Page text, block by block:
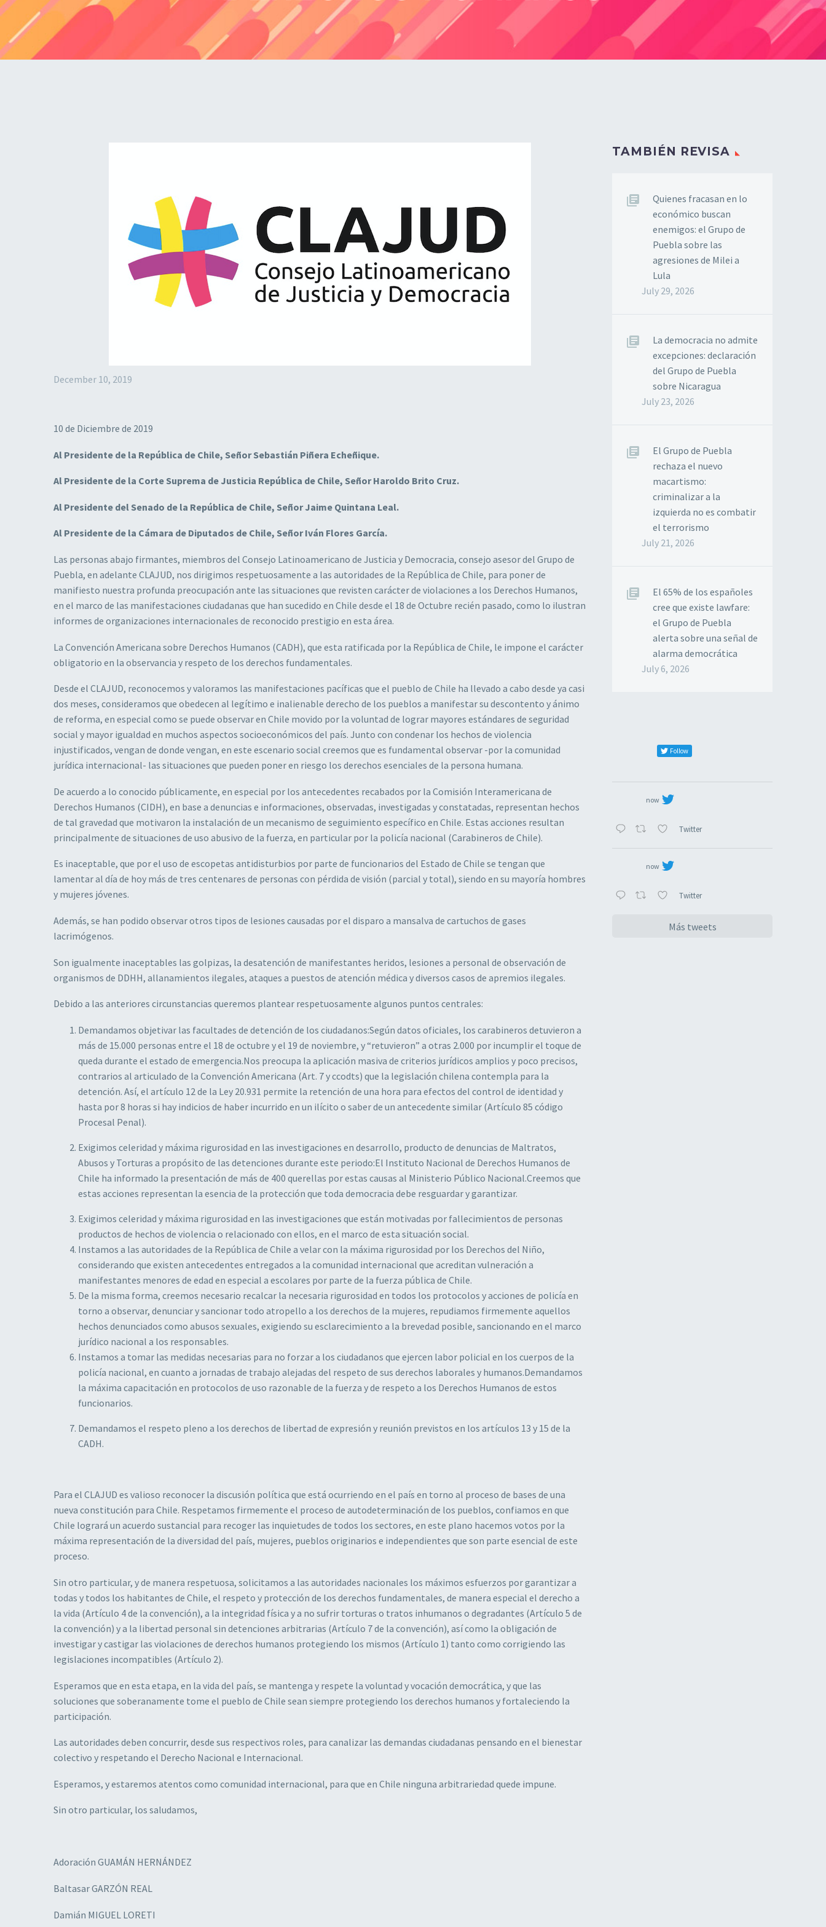
December 10, 2019
10 de Diciembre de 2019
Al Presidente de la República de Chile, Señor Sebastián Piñera Echeñique.
Al Presidente de la Corte Suprema de Justicia República de Chile, Señor Haroldo Brito Cruz.
Al Presidente del Senado de la República de Chile, Señor Jaime Quintana Leal.
Al Presidente de la Cámara de Diputados de Chile, Señor Iván Flores García.
Las personas abajo firmantes, miembros del Consejo Latinoamericano de Justicia y Democracia, consejo asesor del Grupo de
Puebla, en adelante CLAJUD, nos dirigimos respetuosamente a las autoridades de la República de Chile, para poner de
manifiesto nuestra profunda preocupación ante las situaciones que revisten carácter de violaciones a los Derechos Humanos,
en el marco de las manifestaciones ciudadanas que han sucedido en Chile desde el 18 de Octubre recién pasado, como lo ilustran
informes de organizaciones internacionales de reconocido prestigio en esta área.
La Convención Americana sobre Derechos Humanos (CADH), que esta ratificada por la República de Chile, le impone el carácter
obligatorio en la observancia y respeto de los derechos fundamentales.
Desde el CLAJUD, reconocemos y valoramos las manifestaciones pacíficas que el pueblo de Chile ha llevado a cabo desde ya casi
dos meses, consideramos que obedecen al legítimo e inalienable derecho de los pueblos a manifestar su descontento y ánimo
de reforma, en especial como se puede observar en Chile movido por la voluntad de lograr mayores estándares de seguridad
social y mayor igualdad en muchos aspectos socioeconómicos del país. Junto con condenar los hechos de violencia
injustificados, vengan de donde vengan, en este escenario social creemos que es fundamental observar -por la comunidad
jurídica internacional- las situaciones que pueden poner en riesgo los derechos esenciales de la persona humana.
De acuerdo a lo conocido públicamente, en especial por los antecedentes recabados por la Comisión Interamericana de
Derechos Humanos (CIDH), en base a denuncias e informaciones, observadas, investigadas y constatadas, representan hechos
de tal gravedad que motivaron la instalación de un mecanismo de seguimiento específico en Chile. Estas acciones resultan
principalmente de situaciones de uso abusivo de la fuerza, en particular por la policía nacional (Carabineros de Chile).
Es inaceptable, que por el uso de escopetas antidisturbios por parte de funcionarios del Estado de Chile se tengan que
lamentar al día de hoy más de tres centenares de personas con pérdida de visión (parcial y total), siendo en su mayoría hombres
y mujeres jóvenes.
Además, se han podido observar otros tipos de lesiones causadas por el disparo a mansalva de cartuchos de gases
lacrimógenos.
Son igualmente inaceptables las golpizas, la desatención de manifestantes heridos, lesiones a personal de observación de
organismos de DDHH, allanamientos ilegales, ataques a puestos de atención médica y diversos casos de apremios ilegales.
Debido a las anteriores circunstancias queremos plantear respetuosamente algunos puntos centrales:
Demandamos objetivar las facultades de detención de los ciudadanos:Según datos oficiales, los carabineros detuvieron a
más de 15.000 personas entre el 18 de octubre y el 19 de noviembre, y “retuvieron” a otras 2.000 por incumplir el toque de
queda durante el estado de emergencia.Nos preocupa la aplicación masiva de criterios jurídicos amplios y poco precisos,
contrarios al articulado de la Convención Americana (Art. 7 y ccodts) que la legislación chilena contempla para la
detención. Así, el artículo 12 de la Ley 20.931 permite la retención de una hora para efectos del control de identidad y
hasta por 8 horas si hay indicios de haber incurrido en un ilícito o saber de un antecedente similar (Artículo 85 código
Procesal Penal).
Exigimos celeridad y máxima rigurosidad en las investigaciones en desarrollo, producto de denuncias de Maltratos,
Abusos y Torturas a propósito de las detenciones durante este periodo:El Instituto Nacional de Derechos Humanos de
Chile ha informado la presentación de más de 400 querellas por estas causas al Ministerio Público Nacional.Creemos que
estas acciones representan la esencia de la protección que toda democracia debe resguardar y garantizar.
Exigimos celeridad y máxima rigurosidad en las investigaciones que están motivadas por fallecimientos de personas
productos de hechos de violencia o relacionado con ellos, en el marco de esta situación social.
Instamos a las autoridades de la República de Chile a velar con la máxima rigurosidad por los Derechos del Niño,
considerando que existen antecedentes entregados a la comunidad internacional que acreditan vulneración a
manifestantes menores de edad en especial a escolares por parte de la fuerza pública de Chile.
De la misma forma, creemos necesario recalcar la necesaria rigurosidad en todos los protocolos y acciones de policía en
torno a observar, denunciar y sancionar todo atropello a los derechos de la mujeres, repudiamos firmemente aquellos
hechos denunciados como abusos sexuales, exigiendo su esclarecimiento a la brevedad posible, sancionando en el marco
jurídico nacional a los responsables.
Instamos a tomar las medidas necesarias para no forzar a los ciudadanos que ejercen labor policial en los cuerpos de la
policía nacional, en cuanto a jornadas de trabajo alejadas del respeto de sus derechos laborales y humanos.Demandamos
la máxima capacitación en protocolos de uso razonable de la fuerza y de respeto a los Derechos Humanos de estos
funcionarios.
Demandamos el respeto pleno a los derechos de libertad de expresión y reunión previstos en los artículos 13 y 15 de la
CADH.
Para el CLAJUD es valioso reconocer la discusión política que está ocurriendo en el país en torno al proceso de bases de una
nueva constitución para Chile. Respetamos firmemente el proceso de autodeterminación de los pueblos, confiamos en que
Chile logrará un acuerdo sustancial para recoger las inquietudes de todos los sectores, en este plano hacemos votos por la
máxima representación de la diversidad del país, mujeres, pueblos originarios e independientes que son parte esencial de este
proceso.
Sin otro particular, y de manera respetuosa, solicitamos a las autoridades nacionales los máximos esfuerzos por garantizar a
todas y todos los habitantes de Chile, el respeto y protección de los derechos fundamentales, de manera especial el derecho a
la vida (Artículo 4 de la convención), a la integridad física y a no sufrir torturas o tratos inhumanos o degradantes (Artículo 5 de
la convención) y a la libertad personal sin detenciones arbitrarias (Artículo 7 de la convención), así como la obligación de
investigar y castigar las violaciones de derechos humanos protegiendo los mismos (Artículo 1) tanto como corrigiendo las
legislaciones incompatibles (Artículo 2).
Esperamos que en esta etapa, en la vida del país, se mantenga y respete la voluntad y vocación democrática, y que las
soluciones que soberanamente tome el pueblo de Chile sean siempre protegiendo los derechos humanos y fortaleciendo la
participación.
Las autoridades deben concurrir, desde sus respectivos roles, para canalizar las demandas ciudadanas pensando en el bienestar
colectivo y respetando el Derecho Nacional e Internacional.
Esperamos, y estaremos atentos como comunidad internacional, para que en Chile ninguna arbitrariedad quede impune.
Sin otro particular, los saludamos,
Adoración GUAMÁN HERNÁNDEZ
Baltasar GARZÓN REAL
Damián MIGUEL LORETI
TAMBIÉN REVISA
Quienes fracasan en lo
económico buscan
enemigos: el Grupo de
Puebla sobre las
agresiones de Milei a
Lula
July 29, 2026
La democracia no admite
excepciones: declaración
del Grupo de Puebla
sobre Nicaragua
July 23, 2026
El Grupo de Puebla
rechaza el nuevo
macartismo:
criminalizar a la
izquierda no es combatir
el terrorismo
July 21, 2026
El 65% de los españoles
cree que existe lawfare:
el Grupo de Puebla
alerta sobre una señal de
alarma democrática
July 6, 2026
Follow
now
Twitter
now
Twitter
Más tweets